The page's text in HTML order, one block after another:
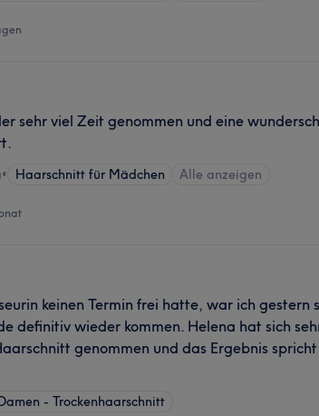
sehr viel Zeit genommen und eine
• Haarschnitt für Mädchen Alle anzeigen
keinen Termin frei hatte, war ich gestern
definitiv wieder kommen. Helena hat sich
genommen und das Ergebnis
- Trockenhaarschnitt